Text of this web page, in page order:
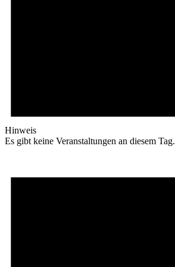
Hinweis
Es gibt keine Veranstaltungen an diesem Tag.